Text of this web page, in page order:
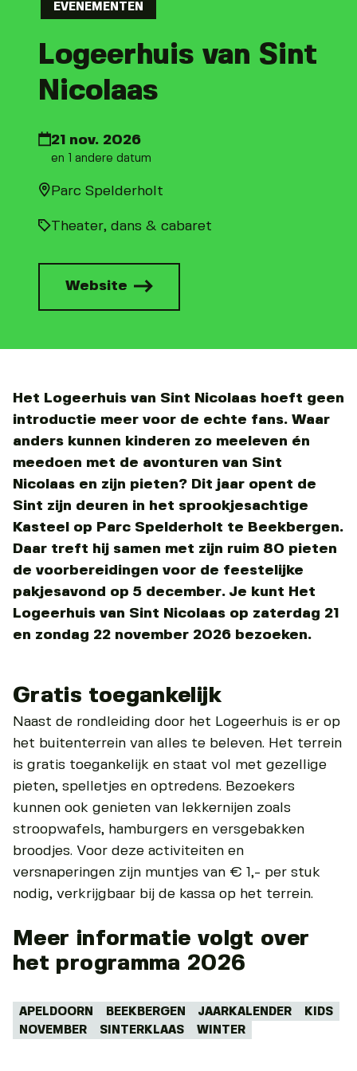
EVENEMENTEN
Logeerhuis van Sint
Nicolaas
21 nov. 2026
en 1 andere datum
Parc Spelderholt
Theater, dans & cabaret
Website
Het Logeerhuis van Sint Nicolaas hoeft geen
introductie meer voor de echte fans. Waar
anders kunnen kinderen zo meeleven én
meedoen met de avonturen van Sint
Nicolaas en zijn pieten? Dit jaar opent de
Sint zijn deuren in het sprookjesachtige
Kasteel op Parc Spelderholt te Beekbergen.
Daar treft hij samen met zijn ruim 80 pieten
de voorbereidingen voor de feestelijke
pakjesavond op 5 december. Je kunt Het
Logeerhuis van Sint Nicolaas op zaterdag 21
en zondag 22 november 2026 bezoeken.
Gratis toegankelijk
Naast de rondleiding door het Logeerhuis is er op
het buitenterrein van alles te beleven. Het terrein
is gratis toegankelijk en staat vol met gezellige
pieten, spelletjes en optredens. Bezoekers
kunnen ook genieten van lekkernijen zoals
stroopwafels, hamburgers en versgebakken
broodjes. Voor deze activiteiten en
versnaperingen zijn muntjes van € 1,- per stuk
nodig, verkrijgbaar bij de kassa op het terrein.
Meer informatie volgt over
het programma 2026
Tags:
APELDOORN BEEKBERGEN JAARKALENDER
KIDS
NOVEMBER
SINTERKLAAS WINTER